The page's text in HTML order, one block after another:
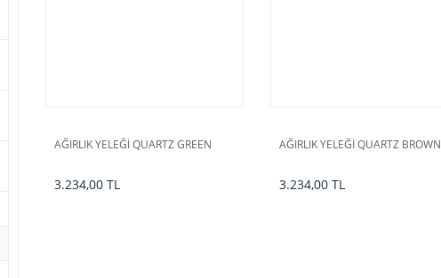
AĞIRLIK YELEĞİ QUARTZ GREEN
3.234,00 TL
AĞIRLIK YELEĞİ QUARTZ BROWN
3.234,00 TL